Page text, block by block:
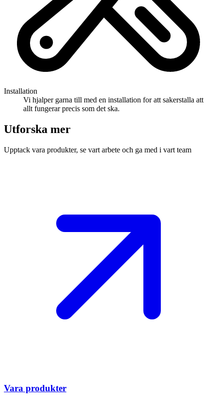
Installation
Vi hjalper garna till med en installation for att sakerstalla att
allt fungerar precis som det ska.
Utforska mer
Upptack vara produkter, se vart arbete och ga med i vart team
Vara produkter